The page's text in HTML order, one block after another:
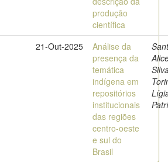
produção
científica
21-Out-2025
Análise da
presença da
temática
indígena em
repositórios
institucionais
das regiões
centro-oeste
e sul do
Brasil